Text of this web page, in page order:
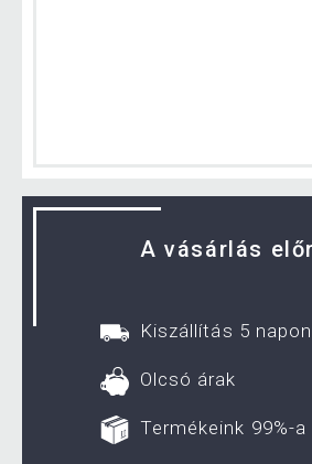
A vásárlás
Kiszállítás 5
Olcsó árak
Termékeink 99%-